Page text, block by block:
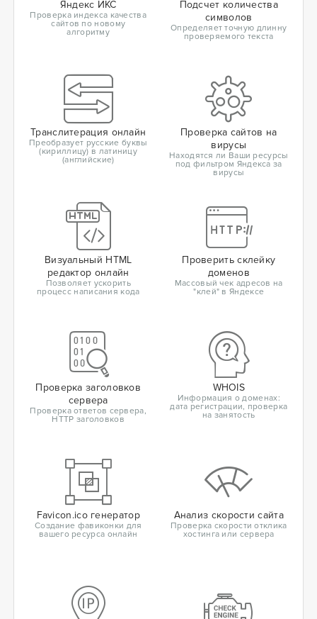
Яндекс ИКС
Проверка индекса качества
сайтов по новому
алгоритму
Подсчет количества
символов
Определяет точную длинну
проверяемого текста
Транслитерация онлайн
Преобразует русские буквы
(кириллицу) в латиницу
(английские)
Проверка сайтов на
вирусы
Находятся ли Ваши ресурсы
под фильтром Яндекса за
вирусы
Визуальный HTML
редактор онлайн
Позволяет ускорить
процесс написания кода
Проверить склейку
доменов
Массовый чек адресов на
"клей" в Яндексе
Проверка заголовков
сервера
Проверка ответов сервера,
HTTP заголовков
WHOIS
Информация о доменах:
дата регистрации, проверка
на занятость
Favicon.ico генератор
Создание фавиконки для
вашего ресурса онлайн
Анализ скорости сайта
Проверка скорости отклика
хостинга или сервера